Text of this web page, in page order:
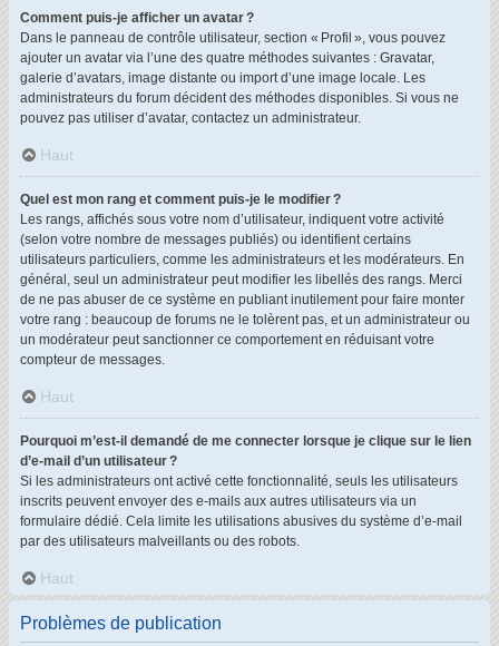
Comment puis-je afficher un avatar ?
Dans le panneau de contrôle utilisateur, section « Profil », vous pouvez
ajouter un avatar via l’une des quatre méthodes suivantes : Gravatar,
galerie d’avatars, image distante ou import d’une image locale. Les
administrateurs du forum décident des méthodes disponibles. Si vous ne
pouvez pas utiliser d’avatar, contactez un administrateur.
Haut
Quel est mon rang et comment puis-je le modifier ?
Les rangs, affichés sous votre nom d’utilisateur, indiquent votre activité
(selon votre nombre de messages publiés) ou identifient certains
utilisateurs particuliers, comme les administrateurs et les modérateurs. En
général, seul un administrateur peut modifier les libellés des rangs. Merci
de ne pas abuser de ce système en publiant inutilement pour faire monter
votre rang : beaucoup de forums ne le tolèrent pas, et un administrateur ou
un modérateur peut sanctionner ce comportement en réduisant votre
compteur de messages.
Haut
Pourquoi m’est-il demandé de me connecter lorsque je clique sur le lien
d’e-mail d’un utilisateur ?
Si les administrateurs ont activé cette fonctionnalité, seuls les utilisateurs
inscrits peuvent envoyer des e-mails aux autres utilisateurs via un
formulaire dédié. Cela limite les utilisations abusives du système d’e-mail
par des utilisateurs malveillants ou des robots.
Haut
Problèmes de publication